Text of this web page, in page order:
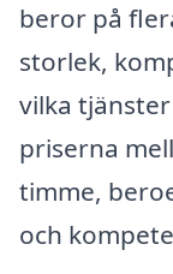
beror på
storlek,
vilka
priserna
timme,
och